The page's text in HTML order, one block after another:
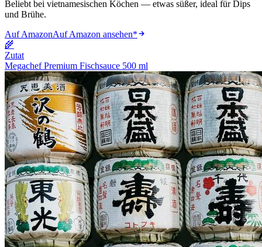
Beliebt bei vietnamesischen Köchen — etwas süßer, ideal für Dips
und Brühe.
Auf AmazonAuf Amazon ansehen*
🌾
Zutat
Megachef Premium Fischsauce 500 ml